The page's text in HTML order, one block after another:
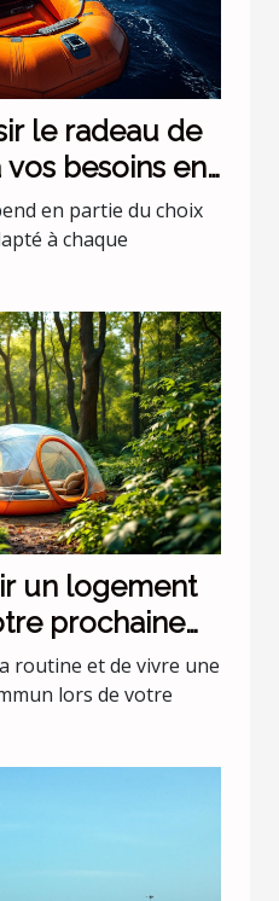
le radeau de
besoins en
en partie du choix
à chaque
un logement
prochaine
routine et de vivre une
lors de votre